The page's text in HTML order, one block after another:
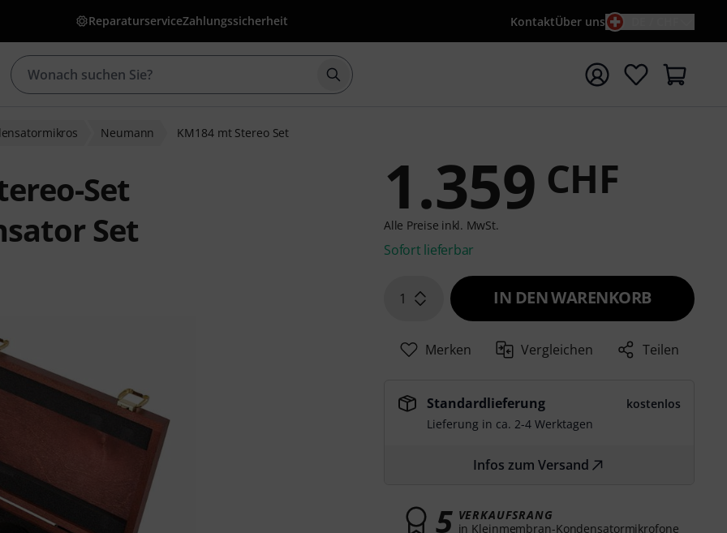
ReparaturserviceZahlungssicherheit KontaktÜber uns
Suche mit Suchwort {searchTerm} starten
Neumann KM184 mt Stereo Set
Set
Set
1.359 CHF
Alle Preise inkl. MwSt.
Sofort lieferbar
1 IN DEN WARENKORB
Merken Vergleichen Teilen
Standardlieferung
kostenlos
Lieferung in ca. 2-4 Werktagen
Infos zum Versand
5 VERKAUFSRANG
in Kleinmembran-Kondensatormikrofone